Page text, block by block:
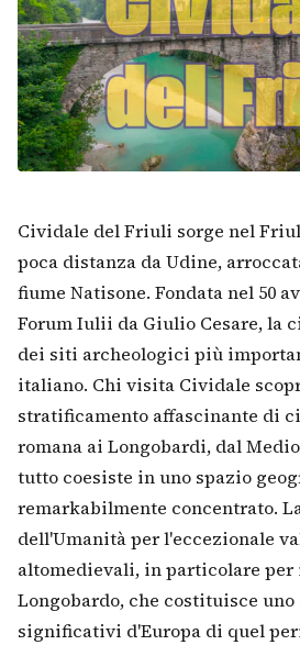
Cividale del Friuli sorge nel
poca distanza da Udine,
fiume Natisone. Fondata nel 50
Forum Iulii da Giulio Cesare, la
dei siti archeologici più
italiano. Chi visita Cividale
stratificamento affascinante di
romana ai Longobardi, dal
tutto coesiste in uno spazio
remarkabilmente concentrato.
dell'Umanità per l'eccezionale
altomedievali, in particolare
Longobardo, che costituisce
significativi d'Europa di quel